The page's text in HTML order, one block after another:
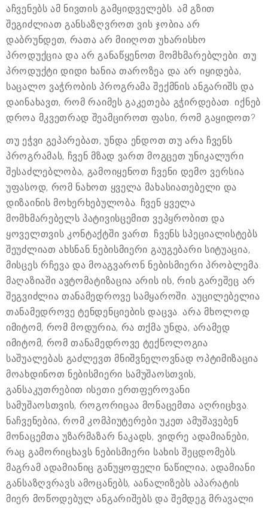
აჩვენებს ამ ნივთის გამყიდველებს. ამ გზით
შეგიძლიათ განსაზღვროთ ვის ჯობია არ
დაბრუნდეთ, რათა არ მიიღოთ უხარისხო
პროდუქცია და არ განაწყენოთ მომხმარებლები. თუ
პროდუქტი დიდი ხანია თაროზეა და არ იყიდება,
საცალო ვაჭრობის პროგრამა შექმნის ანგარიშს და
დაინახავთ, რომ რაიმეს გაკეთება გჭირდებათ. იქნებ
დროა მკვეთრად შეამციროთ ფასი, რომ გაყიდოთ?
თუ ეჭვი გეპარებათ, უნდა ენდოთ თუ არა ჩვენს
პროგრამას, ჩვენ მზად ვართ მოგცეთ უნიკალური
შესაძლებლობა, გამოიყენოთ ჩვენი დემო ვერსია
უფასოდ, რომ ნახოთ ყველა მახასიათებელი და
დიზაინის მოხერხებულობა. ჩვენ ყველა
მომხმარებელს პატივისცემით ვეპყრობით და
ყოველთვის კონტაქტში ვართ. ჩვენს სპეციალისტებს
შეუძლიათ ახსნან ნებისმიერი გაუგებარი სიტუაცია,
მისცეს რჩევა და მოაგვარონ ნებისმიერი პრობლემა.
მაღაზიაში ავტომატიზაცია არის ის, რის გარეშეც არ
შეგვიძლია თანამედროვე სამყაროში. აუცილებელია
თანამედროვე ტენდენციების დაცვა. არა მხოლოდ
იმიტომ, რომ მოდურია, რა თქმა უნდა, არამედ
იმიტომ, რომ თანამედროვე ტექნოლოგია
საშუალებას გაძლევთ მნიშვნელოვნად ოპტიმიზაცია
მოახდინოთ ნებისმიერი სამუშაოსთვის,
განსაკუთრებით ისეთი ერთფეროვანი
სამუშაოსთვის, როგორიცაა მონაცემთა აღრიცხვა.
ნაჩვენებია, რომ კომპიუტერები უკეთ ამუშავებენ
მონაცემთა უზარმაზარ ნაკადს, ვიდრე ადამიანები,
რაც გამორიცხავს ნებისმიერი სახის შეცდომებს.
მაგრამ ადამიანიც განუყოფელი ნაწილია; ადამიანი
განსაზღვრავს ამოცანებს, აანალიზებს აპარატის
მიერ მოწოდებულ ანგარიშებს და შემდეგ მრავალი